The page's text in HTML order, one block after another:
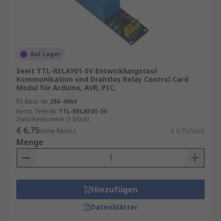
sichere Datenübertragung. Entwicklungskits und
Evaluierungsboards bieten Ihnen die
Möglichkeit, Protokolle zu testen, Reichweiten zu
optimieren und Energieverbrauch zu analysieren.
Ratgeber NFC in der Industrie
Informationen zur spätesten Bestelluhrzeit für
eine garantierte Lieferung am nächsten Werktag
sowie zum Mindestbestellwert für eine
kostenfreie Lieferung finden Sie auf der
jeweiligen Produktseite.
Funktionen und Vorteile moderner
Schnelle Integration:Vorprogrammierte
Module und Bibliotheken erleichtern die
Implementierung von
Auf Lager
Seeit TTL-RELAY01-5V Entwicklungstool
Kommunikation und Drahtlos Relay Control Card
Modul für Arduino, AVR, PIC,
RS Best.-Nr. 286-4064
Herst. Teile-Nr. TTL-RELAY01-5V
Zwischensumme (1 Stück)
€ 6,75(ohne MwSt.) € 6,75/Stück
Menge
Hinzufügen
Datenblätter